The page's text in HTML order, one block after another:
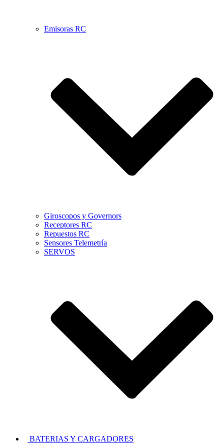
Emisoras RC
Giroscopos y Governors
Receptores RC
Repuestos RC
Sensores Telemetría
SERVOS
BATERIAS Y CARGADORES